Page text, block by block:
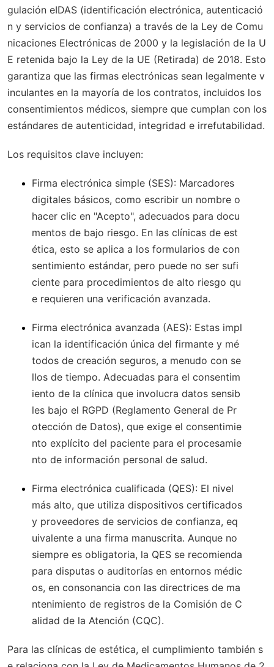
gulación eIDAS (identificación electrónica, autenticació
n y servicios de confianza) a través de la Ley de Comu
nicaciones Electrónicas de 2000 y la legislación de la U
E retenida bajo la Ley de la UE (Retirada) de 2018. Esto
garantiza que las firmas electrónicas sean legalmente v
inculantes en la mayoría de los contratos, incluidos los
consentimientos médicos, siempre que cumplan con los
estándares de autenticidad, integridad e irrefutabilidad.
Los requisitos clave incluyen:
Firma electrónica simple (SES): Marcadores
digitales básicos, como escribir un nombre o
hacer clic en "Acepto", adecuados para docu
mentos de bajo riesgo. En las clínicas de est
ética, esto se aplica a los formularios de con
sentimiento estándar, pero puede no ser sufi
ciente para procedimientos de alto riesgo qu
e requieren una verificación avanzada.
Firma electrónica avanzada (AES): Estas impl
ican la identificación única del firmante y mé
todos de creación seguros, a menudo con se
llos de tiempo. Adecuadas para el consentim
iento de la clínica que involucra datos sensib
les bajo el RGPD (Reglamento General de Pr
otección de Datos), que exige el consentimie
nto explícito del paciente para el procesamie
nto de información personal de salud.
Firma electrónica cualificada (QES): El nivel
más alto, que utiliza dispositivos certificados
y proveedores de servicios de confianza, eq
uivalente a una firma manuscrita. Aunque no
siempre es obligatoria, la QES se recomienda
para disputas o auditorías en entornos médic
os, en consonancia con las directrices de ma
ntenimiento de registros de la Comisión de C
alidad de la Atención (CQC).
Para las clínicas de estética, el cumplimiento también s